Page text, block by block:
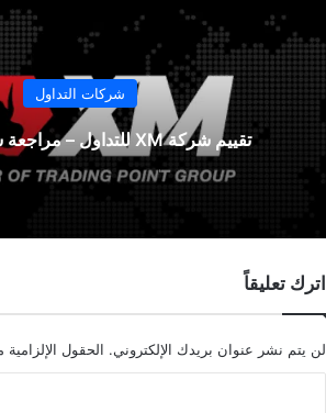
شركات التداول
تقييم شركة XM للتداول – مراجعة شاملة 2025
اترك تعليقاً
لن يتم نشر عنوان بريدك الإلكتروني. الحقول الإلزامية